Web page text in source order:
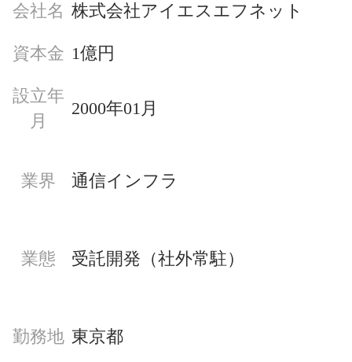
会社名 株式会社アイエスエフネット
資本金 1億円
設立年
月
2000年01月
業界 通信インフラ
業態 受託開発（社外常駐）
勤務地 東京都